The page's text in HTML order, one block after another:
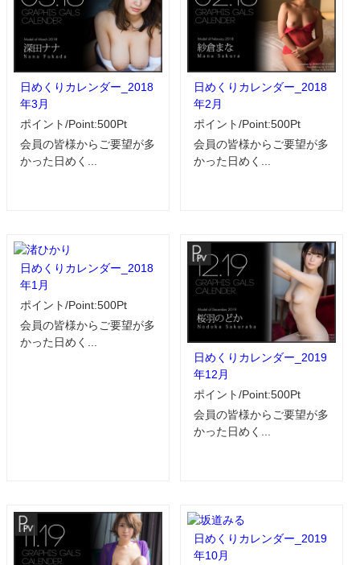
日めくりカレンダー_2018
年3月
ポイント/Point:500Pt
会員の皆様からご要望が多
かった日めく...
日めくりカレンダー_2018
年2月
ポイント/Point:500Pt
会員の皆様からご要望が多
かった日めく...
日めくりカレンダー_2018
年1月
ポイント/Point:500Pt
会員の皆様からご要望が多
かった日めく...
日めくりカレンダー_2019
年12月
ポイント/Point:500Pt
会員の皆様からご要望が多
かった日めく...
日めくりカレンダー_2019
年10月